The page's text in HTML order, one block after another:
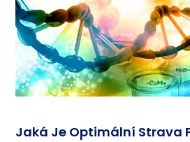
Jaká Je Optimální Strava